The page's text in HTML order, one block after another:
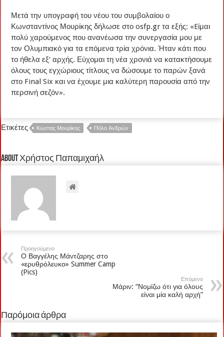
Μετά την υπογραφή του νέου του συμβολαίου ο
Κωνσταντίνος Μουρίκης δήλωσε στο osfp.gr τα εξής: «Eίμαι
πολύ χαρούμενος που ανανέωσα την συνεργασία μου με
τον Ολυμπιακό για τα επόμενα τρία χρόνια. Ήταν κάτι που
το ήθελα εξ’ αρχής. Εύχομαι τη νέα χρονιά να κατακτήσουμε
όλους τους εγχώριους τίτλους να δώσουμε το παρών ξανά
στο Final Six και να έχουμε μια καλύτερη παρουσία από την
περσινή σεζόν».
Ετικέτες Κώστας Μουρίκης Πόλο Ανδρών
About Χρήστος Παπαμιχαήλ
Προηγούμενο
Ο Βαγγέλης Μάντζαρης στο
«ερυθρόλευκο» Summer Camp
(Pics)
Επόμενο
Μάριν: “Νομίζω ότι για όλους
είναι μία καλή αρχή”
Παρόμοια άρθρα